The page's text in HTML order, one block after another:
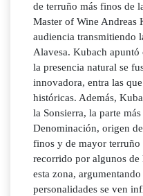
de terruño más finos de
Master of Wine Andreas
audiencia transmitiendo
Alavesa. Kubach apuntó
la presencia natural se
innovadora, entra las
históricas. Además,
la Sonsierra, la parte
Denominación, origen
finos y de mayor
recorrido por algunos de
esta zona,
personalidades se ven